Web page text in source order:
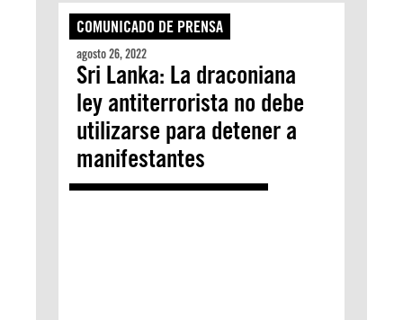
COMUNICADO DE PRENSA
agosto 26, 2022
Sri Lanka: La draconiana
ley antiterrorista no debe
utilizarse para detener a
manifestantes